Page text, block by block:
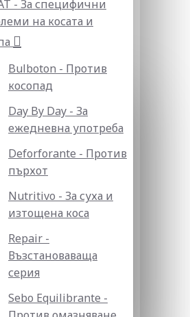
- За специфични
на косата и
Bulboton - Против
косопад
Day By Day - За
ежедневна употреба
Deforforante - Против
пърхот
Nutritivo - За суха и
изтощена коса
Repair -
Възстановаваща
серия
Sebo Equilibrante -